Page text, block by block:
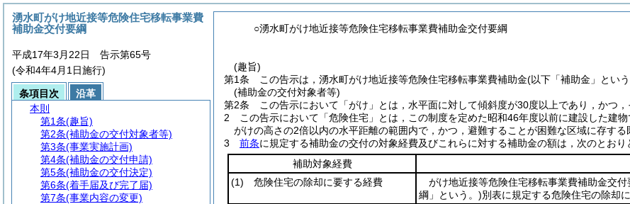
○湧水町がけ地近接等危険住宅移転事業費補助金交付要綱
(趣旨)
第1条
この告示は，湧水町がけ地近接等危険住宅移転事業費補助金(以下「補助金」とい
(補助金の交付対象者等)
第2条
この告示において「がけ」とは，水平面に対して傾斜度が30度以上であり，かつ
2
この告示において「危険住宅」とは，この制度を定めた昭和46年度以前に建設した建
がけの高さの2倍以内の水平距離の範囲内で，かつ，避難することが困難な区域に存する
3
前条に規定する補助金の交付の対象経費及びこれらに対する補助金の額は，次のとおり
補助対象経費
(1) 危険住宅の除却に要する経費 がけ地近接等危険住宅移転事業費補助金交付
綱」という。)別表に規定する危険住宅の除却
湧水町がけ地近接等危険住宅移転事業費
補助金交付要綱
平成17年3月22日 告示第65号
(令和4年4月1日施行)
条項目次
沿革
本則
第1条(趣旨)
第2条(補助金の交付対象者等)
第3条(事業実施計画)
第4条(補助金の交付申請)
第5条(補助金の交付決定)
第6条(着手届及び完了届)
第7条(事業内容の変更)